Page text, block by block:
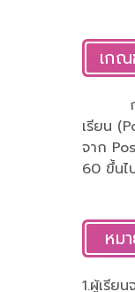
เกณ
การวั
เรียน
จาก
60 ขึ้นไ
หม
1.ผู้เรีย